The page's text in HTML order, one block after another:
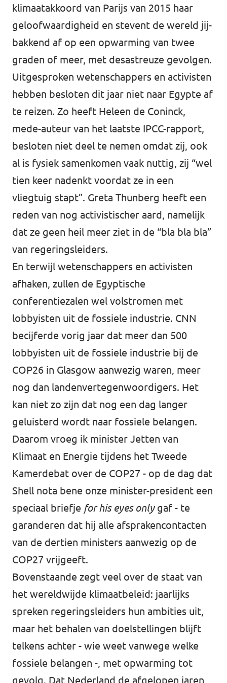
klimaatakkoord van Parijs van 2015 haar
geloofwaardigheid en stevent de wereld jij-
bakkend af op een opwarming van twee
graden of meer, met desastreuze gevolgen.
Uitgesproken wetenschappers en activisten
hebben besloten dit jaar niet naar Egypte af
te reizen. Zo heeft Heleen de Coninck,
mede-auteur van het laatste IPCC-rapport,
besloten niet deel te nemen omdat zij, ook
al is fysiek samenkomen vaak nuttig, zij “wel
tien keer nadenkt voordat ze in een
vliegtuig stapt”. Greta Thunberg heeft een
reden van nog activistischer aard, namelijk
dat ze geen heil meer ziet in de “bla bla bla”
van regeringsleiders.
En terwijl wetenschappers en activisten
afhaken, zullen de Egyptische
conferentiezalen wel volstromen met
lobbyisten uit de fossiele industrie. CNN
becijferde vorig jaar dat meer dan 500
lobbyisten uit de fossiele industrie bij de
COP26 in Glasgow aanwezig waren, meer
nog dan landenvertegenwoordigers. Het
kan niet zo zijn dat nog een dag langer
geluisterd wordt naar fossiele belangen.
Daarom vroeg ik minister Jetten van
Klimaat en Energie tijdens het Tweede
Kamerdebat over de COP27 - op de dag dat
Shell nota bene onze minister-president een
speciaal briefje for his eyes onlygaf - te
garanderen dat hij alle afsprakencontacten
van de dertien ministers aanwezig op de
COP27 vrijgeeft.
Bovenstaande zegt veel over de staat van
het wereldwijde klimaatbeleid: jaarlijks
spreken regeringsleiders hun ambities uit,
maar het behalen van doelstellingen blijft
telkens achter - wie weet vanwege welke
fossiele belangen -, met opwarming tot
gevolg. Dat Nederland de afgelopen jaren